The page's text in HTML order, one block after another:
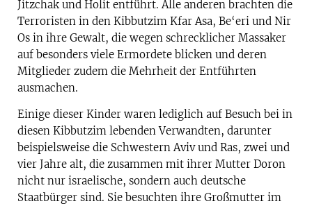
Jitzchak und Holit entführt. Alle anderen brachten die
Terroristen in den Kibbutzim Kfar Asa, Be‘eri und Nir
Os in ihre Gewalt, die wegen schrecklicher Massaker
auf besonders viele Ermordete blicken und deren
Mitglieder zudem die Mehrheit der Entführten
ausmachen.
Einige dieser Kinder waren lediglich auf Besuch bei in
diesen Kibbutzim lebenden Verwandten, darunter
beispielsweise die Schwestern Aviv und Ras, zwei und
vier Jahre alt, die zusammen mit ihrer Mutter Doron
nicht nur israelische, sondern auch deutsche
Staatbürger sind. Sie besuchten ihre Großmutter im